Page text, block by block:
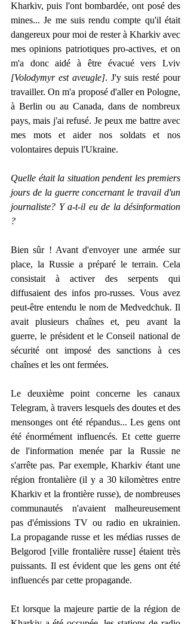
Kharkiv, puis l'ont bombardée, ont posé des
mines... Je me suis rendu compte qu'il était
dangereux pour moi de rester à Kharkiv avec
mes opinions patriotiques pro-actives, et on
[Volodymyr est aveugle]. J'y suis resté pour
travailler. On m'a proposé d'aller en Pologne,
à Berlin ou au Canada, dans de nombreux
pays, mais j'ai refusé. Je peux me battre avec
mes mots et aider nos soldats et nos
volontaires depuis l'Ukraine.
Quelle était la situation pendent les premiers
jours de la guerre concernant le travail d'un
journaliste? Y a-t-il eu de la désinformation
?
Bien sûr ! Avant d'envoyer une armée sur
place, la Russie a préparé le terrain. Cela
consistait à activer des serpents qui
diffusaient des infos pro-russes. Vous avez
peut-être entendu le nom de Medvedchuk. Il
avait plusieurs chaînes et, peu avant la
guerre, le président et le Conseil national de
sécurité ont imposé des sanctions à ces
chaînes et les ont fermées.
Le deuxième point concerne les canaux
Telegram, à travers lesquels des doutes et des
mensonges ont été répandus... Les gens ont
été énormément influencés. Et cette guerre
de l'information menée par la Russie ne
s'arrête pas. Par exemple, Kharkiv étant une
région frontalière (il y a 30 kilomètres entre
Kharkiv et la frontière russe), de nombreuses
communautés n'avaient malheureusement
pas d'émissions TV ou radio en ukrainien.
La propagande russe et les médias russes de
Belgorod [ville frontalière russe] étaient très
puissants. Il est évident que les gens ont été
influencés par cette propagande.
Et lorsque la majeure partie de la région de